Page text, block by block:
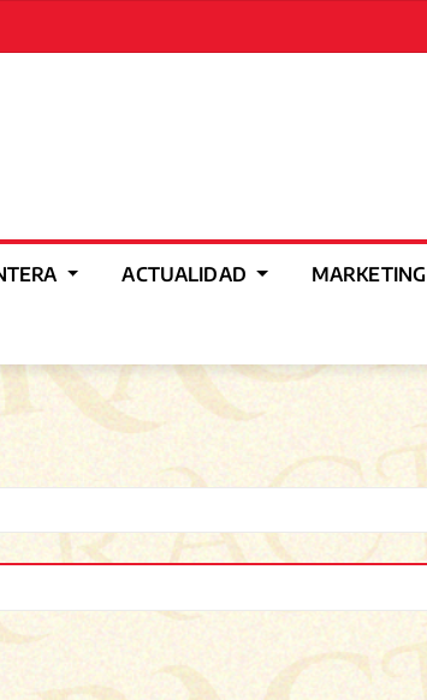
ACTUALIDAD MARKETING